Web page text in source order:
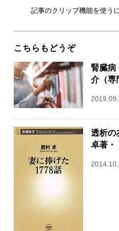
記事のクリップ機能を使う
こちらもどうぞ
腎臓病
介（専
透析の
卓著・